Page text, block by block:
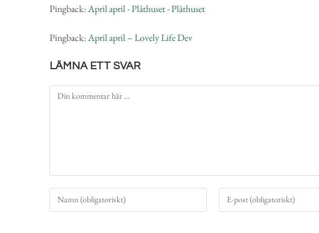
Pingback:April april - Plåthuset - Plåthuset
Pingback:April april – Lovely Life Dev
LÄMNA ETT SVAR